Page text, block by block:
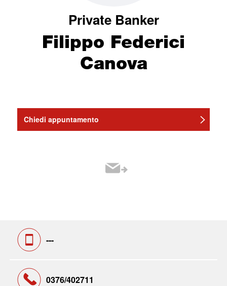
Private Banker
Filippo Federici
Canova
Chiedi appuntamento
---
0376/402711